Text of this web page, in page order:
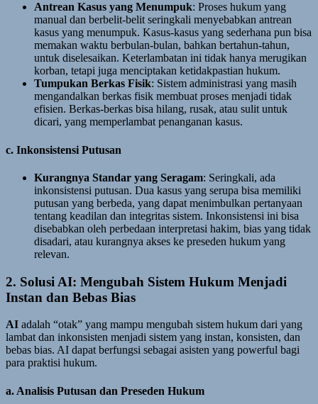
Antrean Kasus yang Menumpuk: Proses hukum yang
manual dan berbelit-belit seringkali menyebabkan antrean
kasus yang menumpuk. Kasus-kasus yang sederhana pun bisa
memakan waktu berbulan-bulan, bahkan bertahun-tahun,
untuk diselesaikan. Keterlambatan ini tidak hanya merugikan
korban, tetapi juga menciptakan ketidakpastian hukum.
Tumpukan Berkas Fisik: Sistem administrasi yang masih
mengandalkan berkas fisik membuat proses menjadi tidak
efisien. Berkas-berkas bisa hilang, rusak, atau sulit untuk
dicari, yang memperlambat penanganan kasus.
c. Inkonsistensi Putusan
Kurangnya Standar yang Seragam: Seringkali, ada
inkonsistensi putusan. Dua kasus yang serupa bisa memiliki
putusan yang berbeda, yang dapat menimbulkan pertanyaan
tentang keadilan dan integritas sistem. Inkonsistensi ini bisa
disebabkan oleh perbedaan interpretasi hakim, bias yang tidak
disadari, atau kurangnya akses ke preseden hukum yang
relevan.
2. Solusi AI: Mengubah Sistem Hukum Menjadi
Instan dan Bebas Bias
AI adalah “otak” yang mampu mengubah sistem hukum dari yang
lambat dan inkonsisten menjadi sistem yang instan, konsisten, dan
bebas bias. AI dapat berfungsi sebagai asisten yang powerful bagi
para praktisi hukum.
a. Analisis Putusan dan Preseden Hukum